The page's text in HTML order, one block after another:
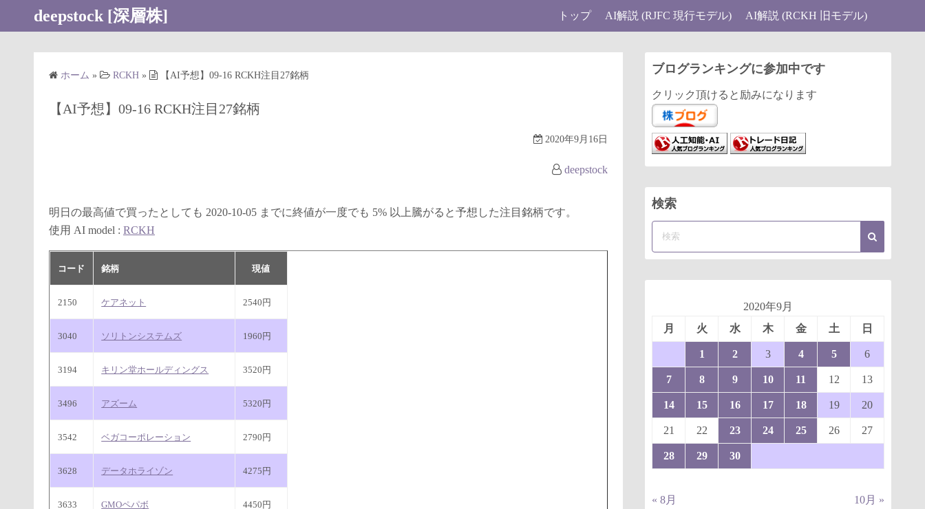
deepstock [深層株] トップ AI解説 (RJFC 現行モデル) AI解説 (RCKH 旧モデル)
ホーム » RCKH » 【AI予想】09-16 RCKH注目27銘柄
【AI予想】09-16 RCKH注目27銘柄
2020年9月16日
deepstock
明日の最高値で買ったとしても 2020-10-05 までに終値が一度でも 5% 以上騰がると予想した注目銘柄です。
使用 AI model : RCKH
コード 銘柄 現値
2150 ケアネット 2540円
3040 ソリトンシステムズ 1960円
3194 キリン堂ホールディングス 3520円
3496 アズーム 5320円
3542 ベガコーポレーション 2790円
3628 データホライゾン 4275円
3633 GMOペパボ 4450円
ブログランキングに参加中です
クリック頂けると励みになります
検索
2020年9月
月
火 水 木 金 土 日
1 2 3 4 5 6
7 8 9 10 11 12 13
14 15 16 17 18 19 20
21 22 23 24 25 26 27
28 29 30
« 8月 10月 »